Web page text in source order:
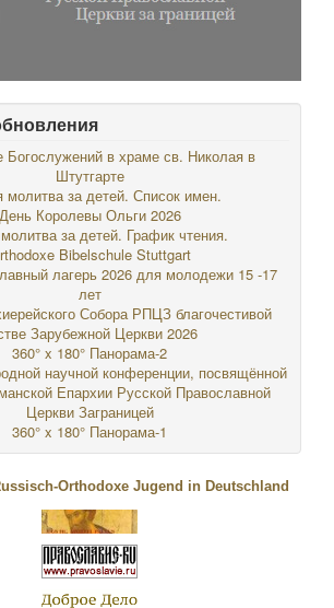
Богослужений в храме св. Николая в
Штутгарте
за детей. Список имен.
День Королевы Ольги 2026
за детей. График чтения.
Bibelschule Stuttgart
лагерь 2026 для молодежи 15 -17
лет
Собора РПЦЗ благочестивой
Зарубежной Церкви 2026
360° x 180° Панорама-2
научной конференции, посвящённой
Епархии Русской Православной
Церкви Заграницей
360° x 180° Панорама-1
Orthodoxe Jugend in Deutschland